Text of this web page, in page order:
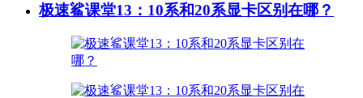
极速鲨课堂13：10系和20系显卡区别在哪？